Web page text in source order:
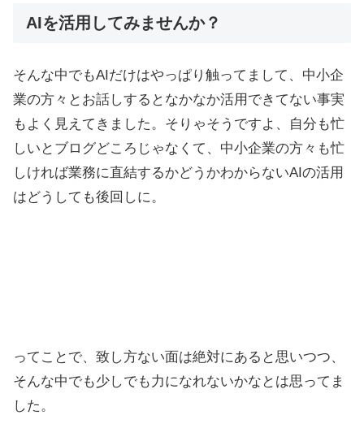
AIを活用してみませんか？
そんな中でもAIだけはやっぱり触ってまして、中小企
業の方々とお話しするとなかなか活用できてない事実
もよく見えてきました。そりゃそうですよ、自分も忙
しいとブログどころじゃなくて、中小企業の方々も忙
しければ業務に直結するかどうかわからないAIの活用
はどうしても後回しに。
ってことで、致し方ない面は絶対にあると思いつつ、
そんな中でも少しでも力になれないかなとは思ってま
した。